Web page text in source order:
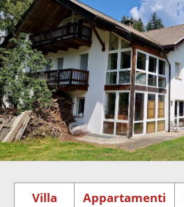
Villa
Appartamenti